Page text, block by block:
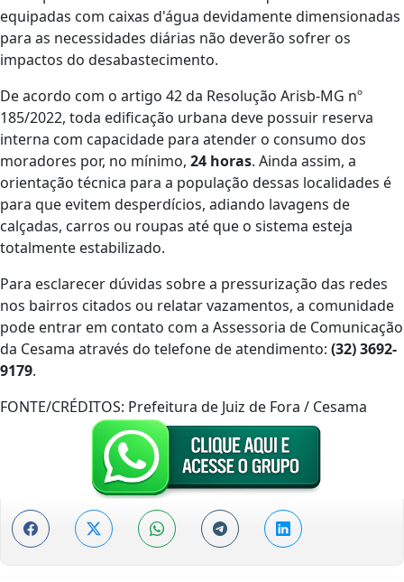
equipadas com caixas d'água devidamente dimensionadas
para as necessidades diárias não deverão sofrer os
impactos do desabastecimento.
De acordo com o artigo 42 da Resolução Arisb-MG nº
185/2022, toda edificação urbana deve possuir reserva
interna com capacidade para atender o consumo dos
moradores por, no mínimo, 24 horas. Ainda assim, a
orientação técnica para a população dessas localidades é
para que evitem desperdícios, adiando lavagens de
calçadas, carros ou roupas até que o sistema esteja
totalmente estabilizado.
Para esclarecer dúvidas sobre a pressurização das redes
nos bairros citados ou relatar vazamentos, a comunidade
pode entrar em contato com a Assessoria de Comunicação
da Cesama através do telefone de atendimento: (32) 3692-
9179.
FONTE/CRÉDITOS: Prefeitura de Juiz de Fora / Cesama